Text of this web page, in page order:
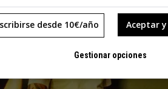
Aceptar y
desde 10€/año
Gestionar opciones